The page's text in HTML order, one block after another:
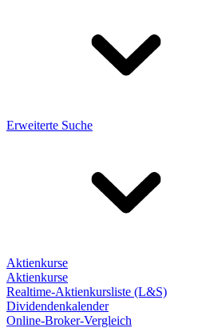
Erweiterte Suche
Aktienkurse
Aktienkurse
Realtime-Aktienkursliste (L&S)
Dividendenkalender
Online-Broker-Vergleich